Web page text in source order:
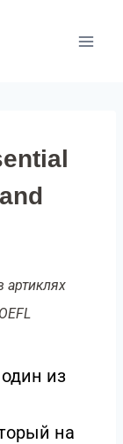
артиклях
из
на